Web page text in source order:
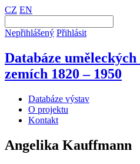
CZ EN
Nepřihlášený Přihlásit
Databáze
zemích 1820 – 1950
Databáze výstav
O projektu
Kontakt
Angelika Kauffmann